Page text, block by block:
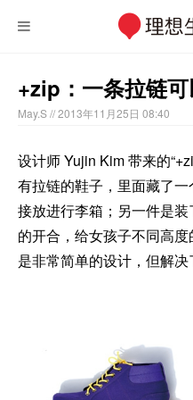
+zip：一条拉链
May.S// 2013年11月25日 08:40
设计师 Yujin Kim 带来的
有拉链的鞋子，里面藏了
接放进行李箱；另一件是
的开合，给女孩子不同高
是非常简单的设计，但解决